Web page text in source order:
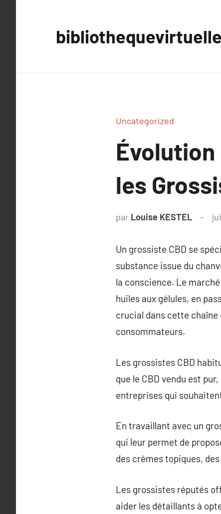
Uncategorized
les
par Louise KESTEL
Un grossiste CBD se
substance issue du
la conscience. Le
huiles aux gélules, en
crucial dans cette
consommateurs.
Les grossistes CBD
que le CBD vendu est
entreprises qui
En travaillant avec un
qui leur permet de
des crèmes topiques,
Les grossistes réputés
aider les détaillants à